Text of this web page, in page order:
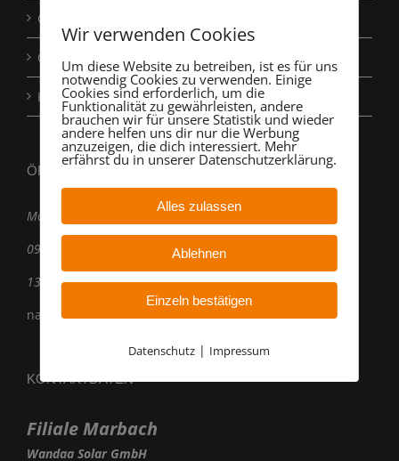
Gartenkraftwerk Photovoltaik
Carportkraftwerk Photovoltaik
Kontakt
ÖFFNUNGSZEITEN
Montag – Freitag:
09:00 Uhr bis 12:00 Uhr
13:00 Uhr bis 16:00 Uhr
nach telefonischer Vereinbarung
KONTAKTDATEN
Filiale Marbach
Wandaa Solar GmbH
Wir verwenden Cookies
Um diese Website zu betreiben, ist es für uns
notwendig Cookies zu verwenden. Einige
Cookies sind erforderlich, um die
Funktionalität zu gewährleisten, andere
brauchen wir für unsere Statistik und wieder
andere helfen uns dir nur die Werbung
anzuzeigen, die dich interessiert. Mehr
erfährst du in unserer Datenschutzerklärung.
Alles zulassen
Ablehnen
Einzeln bestätigen
Datenschutz | Impressum